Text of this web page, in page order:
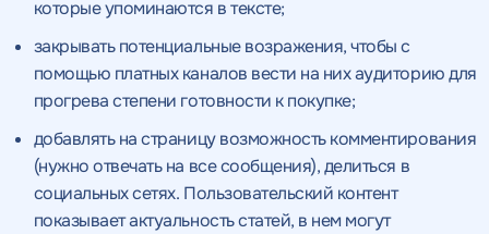
которые упоминаются в тексте;
закрывать потенциальные возражения, чтобы с
помощью платных каналов вести на них аудиторию для
прогрева степени готовности к покупке;
добавлять на страницу возможность комментирования
(нужно отвечать на все сообщения), делиться в
социальных сетях. Пользовательский контент
показывает актуальность статей, в нем могут